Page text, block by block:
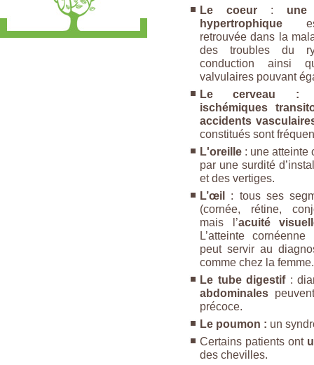
Le coeur : une
hypertrophique est
retrouvée dans la
des troubles du
conduction ainsi
valvulaires pouvant
Le cerveau :
ischémiques
accidents
constitués sont
L'oreille : une atteinte
par une surdité
et des vertiges.
L’œil : tous ses
(cornée, rétine,
mais l’acuité
L’atteinte
peut servir au
comme chez la femme.
Le tube digestif:
abdominales
précoce.
Le poumon : un
Certains patients ont
des chevilles.